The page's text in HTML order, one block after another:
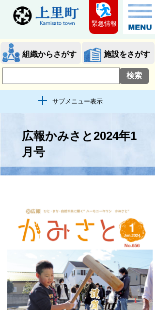
組織からさがす 施設をさがす
サブメニュー表示
緊急情報
広報かみさと2024年1
月号